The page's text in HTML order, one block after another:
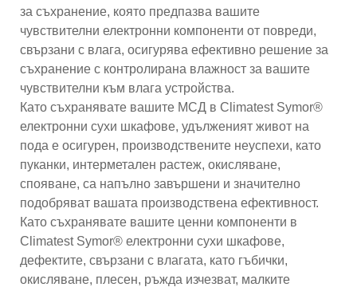
за съхранение, която предпазва вашите
чувствителни електронни компоненти от повреди,
свързани с влага, осигурява ефективно решение за
съхранение с контролирана влажност за вашите
чувствителни към влага устройства.
Като съхранявате вашите МСД в Climatest Symor®
електронни сухи шкафове, удълженият живот на
пода е осигурен, производствените неуспехи, като
пуканки, интерметален растеж, окисляване,
спояване, са напълно завършени и значително
подобряват вашата производствена ефективност.
Като съхранявате вашите ценни компоненти в
Climatest Symor® електронни сухи шкафове,
дефектите, свързани с влагата, като гъбички,
окисляване, плесен, ръжда изчезват, малките